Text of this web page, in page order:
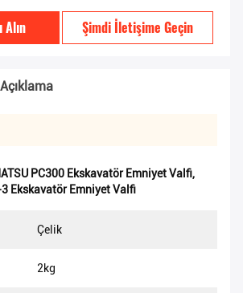
Alın Şimdi İletişime Geçin
Açıklama
PC300 Ekskavatör Emniyet Valfi,
3 Ekskavatör Emniyet Valfi
Çelik
2kg